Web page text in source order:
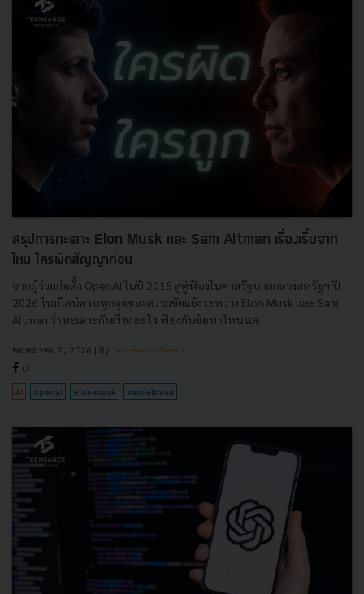
สรุปการทะเลาะ Elon Musk และ Sam Altman เรื่องเริ่มจาก
ไหน ใครผิดสัญญาก่อน
จากผู้ร่วมก่อตั้ง OpenAI ในปี 2015 สู่คู่ฟ้องในศาลรัฐบาลกลางสหรัฐฯ ปี
2026 ไทม์ไลน์ครบทุกจุดของความขัดแย้งระหว่าง Elon Musk และ Sam
Altman ว่าทะเลาะกันเรื่องอะไร ฟ้องกันข้อหาไหน แล...
พฤษภาคม 7, 2026 | By Techsauce Team
0
AI openai elon-musk sam-altman